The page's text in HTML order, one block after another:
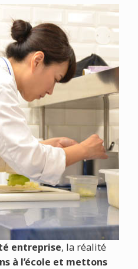
entreprise, la réalité
à l’école et mettons